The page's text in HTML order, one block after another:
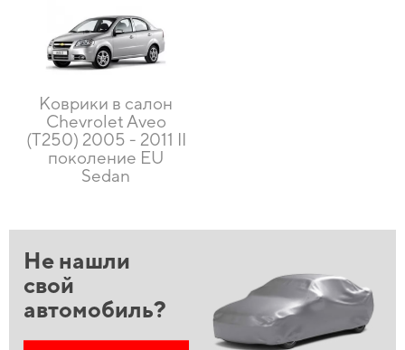
Коврики в салон
Chevrolet Aveo
(T250) 2005 - 2011 II
поколение EU
Sedan
Не нашли
свой
автомобиль?